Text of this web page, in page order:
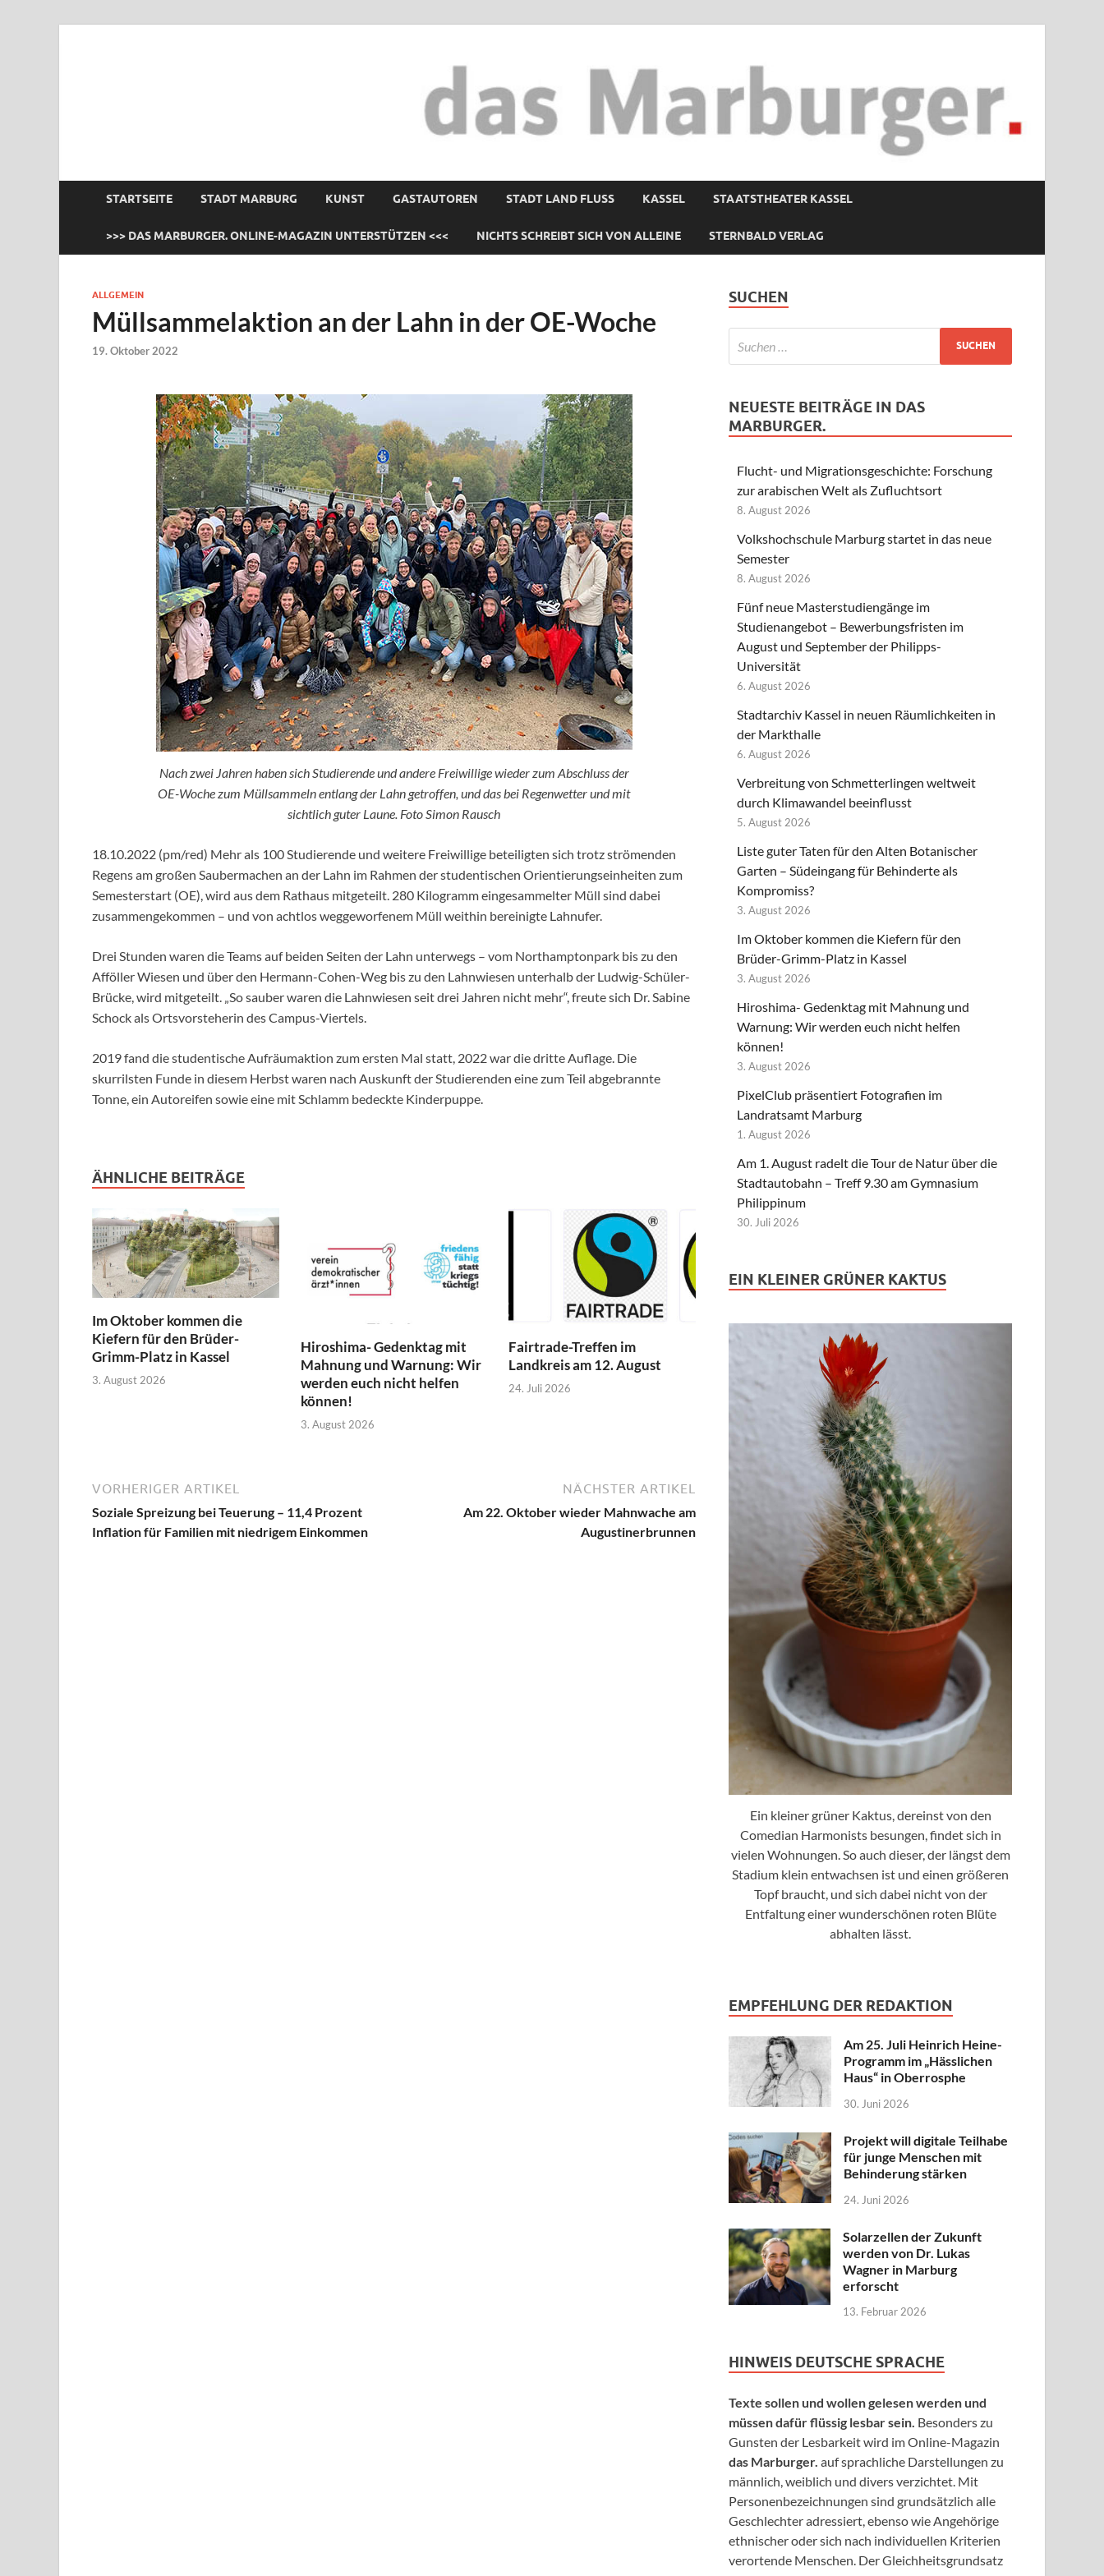
STARTSEITE STADT MARBURG KUNST GASTAUTOREN STADT LAND FLUSS KASSEL STAATSTHEATER KASSEL
>>> DAS MARBURGER. ONLINE-MAGAZIN UNTERSTÜTZEN <<< NICHTS SCHREIBT SICH VON ALLEINE STERNBALD VERLAG
ALLGEMEIN
Müllsammelaktion an der Lahn in der OE-Woche
19. Oktober 2022
Nach zwei Jahren haben sich Studierende und andere Freiwillige wieder zum Abschluss der
OE-Woche zum Müllsammeln entlang der Lahn getroffen, und das bei Regenwetter und mit
sichtlich guter Laune. Foto Simon Rausch
18.10.2022 (pm/red) Mehr als 100 Studierende und weitere Freiwillige beteiligten sich trotz strömenden
Regens am großen Saubermachen an der Lahn im Rahmen der studentischen Orientierungseinheiten zum
Semesterstart (OE), wird aus dem Rathaus mitgeteilt. 280 Kilogramm eingesammelter Müll sind dabei
zusammengekommen – und von achtlos weggeworfenem Müll weithin bereinigte Lahnufer.
Drei Stunden waren die Teams auf beiden Seiten der Lahn unterwegs – vom Northamptonpark bis zu den
Afföller Wiesen und über den Hermann-Cohen-Weg bis zu den Lahnwiesen unterhalb der Ludwig-Schüler-
Brücke, wird mitgeteilt. „So sauber waren die Lahnwiesen seit drei Jahren nicht mehr“, freute sich Dr. Sabine
Schock als Ortsvorsteherin des Campus-Viertels.
2019 fand die studentische Aufräumaktion zum ersten Mal statt, 2022 war die dritte Auflage. Die
skurrilsten Funde in diesem Herbst waren nach Auskunft der Studierenden eine zum Teil abgebrannte
Tonne, ein Autoreifen sowie eine mit Schlamm bedeckte Kinderpuppe.
ÄHNLICHE BEITRÄGE
Im Oktober kommen die
Kiefern für den Brüder-
Grimm-Platz in Kassel
3. August 2026
Hiroshima- Gedenktag mit
Mahnung und Warnung: Wir
werden euch nicht helfen
können!
3. August 2026
Fairtrade-Treffen im
Landkreis am 12. August
24. Juli 2026
VORHERIGER ARTIKEL
Soziale Spreizung bei Teuerung – 11,4 Prozent
Inflation für Familien mit niedrigem Einkommen
NÄCHSTER ARTIKEL
Am 22. Oktober wieder Mahnwache am
Augustinerbrunnen
SUCHEN
NEUESTE BEITRÄGE IN DAS
MARBURGER.
Flucht- und Migrationsgeschichte: Forschung
zur arabischen Welt als Zufluchtsort
8. August 2026
Volkshochschule Marburg startet in das neue
Semester
8. August 2026
Fünf neue Masterstudiengänge im
Studienangebot – Bewerbungsfristen im
August und September der Philipps-
Universität
6. August 2026
Stadtarchiv Kassel in neuen Räumlichkeiten in
der Markthalle
6. August 2026
Verbreitung von Schmetterlingen weltweit
durch Klimawandel beeinflusst
5. August 2026
Liste guter Taten für den Alten Botanischer
Garten – Südeingang für Behinderte als
Kompromiss?
3. August 2026
Im Oktober kommen die Kiefern für den
Brüder-Grimm-Platz in Kassel
3. August 2026
Hiroshima- Gedenktag mit Mahnung und
Warnung: Wir werden euch nicht helfen
können!
3. August 2026
PixelClub präsentiert Fotografien im
Landratsamt Marburg
1. August 2026
Am 1. August radelt die Tour de Natur über die
Stadtautobahn – Treff 9.30 am Gymnasium
Philippinum
30. Juli 2026
EIN KLEINER GRÜNER KAKTUS
Ein kleiner grüner Kaktus, dereinst von den
Comedian Harmonists besungen, findet sich in
vielen Wohnungen. So auch dieser, der längst dem
Stadium klein entwachsen ist und einen größeren
Topf braucht, und sich dabei nicht von der
Entfaltung einer wunderschönen roten Blüte
abhalten lässt.
EMPFEHLUNG DER REDAKTION
Am 25. Juli Heinrich Heine-
Programm im „Hässlichen
Haus“ in Oberrosphe
30. Juni 2026
Projekt will digitale Teilhabe
für junge Menschen mit
Behinderung stärken
24. Juni 2026
Solarzellen der Zukunft
werden von Dr. Lukas
Wagner in Marburg
erforscht
13. Februar 2026
HINWEIS DEUTSCHE SPRACHE
Texte sollen und wollen gelesen werden und
müssen dafür flüssig lesbar sein. Besonders zu
Gunsten der Lesbarkeit wird im Online-Magazin
das Marburger. auf sprachliche Darstellungen zu
männlich, weiblich und divers verzichtet. Mit
Personenbezeichnungen sind grundsätzlich alle
Geschlechter adressiert, ebenso wie Angehörige
ethnischer oder sich nach individuellen Kriterien
verortende Menschen. Der Gleichheitsgrundsatz